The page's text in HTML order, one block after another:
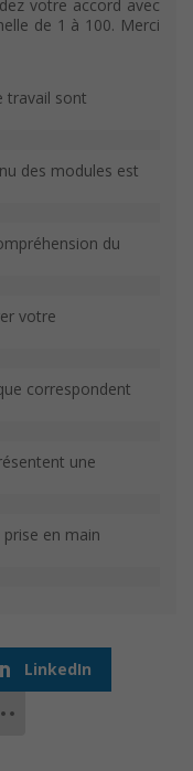
votre accord avec
de 1 à 100. Merci
travail sont
des modules est
du
votre
correspondent
une
en main
LinkedIn